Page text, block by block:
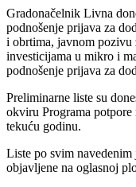
Gradonačelnik Livna
podnošenje prijava za
i obrtima, javnom pozivu
investicijama u mikro i
podnošenje prijava za
Preliminarne liste su
okviru Programa
tekuću godinu.
Liste po svim
objavljene na oglasnoj